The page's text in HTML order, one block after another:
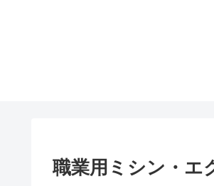
職業用ミシン・エ